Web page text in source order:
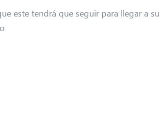
este tendrá que seguir para llegar a su